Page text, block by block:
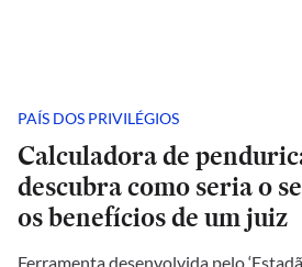
PAÍS DOS PRIVILÉGIOS
Calculadora de
descubra como seria o
os benefícios de um juiz
Ferramenta desenvolvida pelo